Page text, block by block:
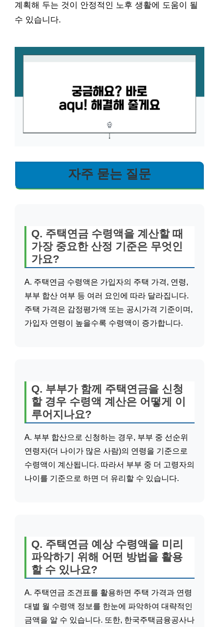
계획해 두는 것이 안정적인 노후 생활에 도움이 될
수 있습니다.
자주 묻는 질문
Q. 주택연금 수령액을 계산할 때
가장 중요한 산정 기준은 무엇인
가요?
A. 주택연금 수령액은 가입자의 주택 가격, 연령,
부부 합산 여부 등 여러 요인에 따라 달라집니다.
주택 가격은 감정평가액 또는 공시가격 기준이며,
가입자 연령이 높을수록 수령액이 증가합니다.
Q. 부부가 함께 주택연금을 신청
할 경우 수령액 계산은 어떻게 이
루어지나요?
A. 부부 합산으로 신청하는 경우, 부부 중 선순위
연령자(더 나이가 많은 사람)의 연령을 기준으로
수령액이 계산됩니다. 따라서 부부 중 더 고령자의
나이를 기준으로 하면 더 유리할 수 있습니다.
Q. 주택연금 예상 수령액을 미리
파악하기 위해 어떤 방법을 활용
할 수 있나요?
A. 주택연금 조견표를 활용하면 주택 가격과 연령
대별 월 수령액 정보를 한눈에 파악하여 대략적인
금액을 알 수 있습니다. 또한, 한국주택금융공사나